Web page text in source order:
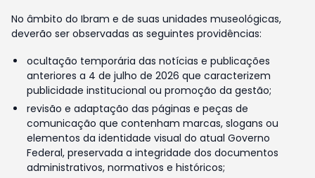
No âmbito do Ibram e de suas unidades museológicas,
deverão ser observadas as seguintes providências:
ocultação temporária das notícias e publicações
anteriores a 4 de julho de 2026 que caracterizem
publicidade institucional ou promoção da gestão;
revisão e adaptação das páginas e peças de
comunicação que contenham marcas, slogans ou
elementos da identidade visual do atual Governo
Federal, preservada a integridade dos documentos
administrativos, normativos e históricos;